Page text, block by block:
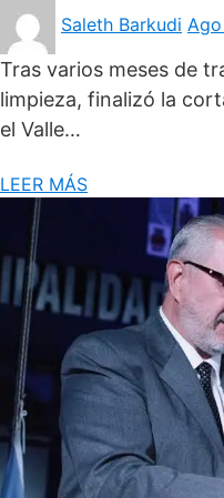
Saleth Barkudi
Tras varios meses de
limpieza, finalizó la
el Valle…
LEER MÁS